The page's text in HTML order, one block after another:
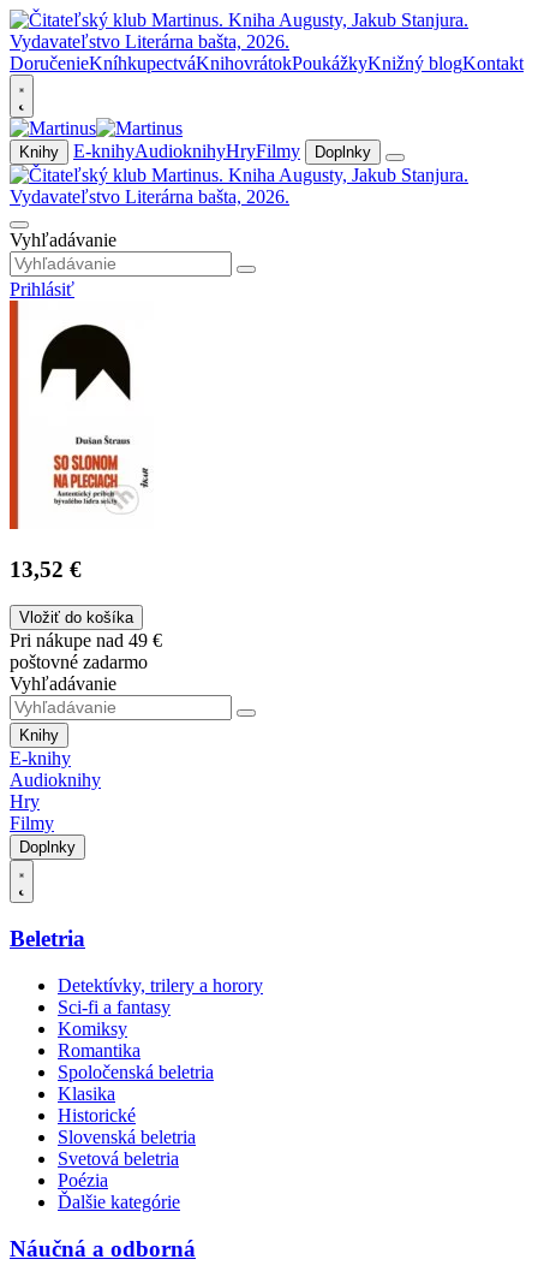
DoručenieKníhkupectváKnihovrátokPoukážkyKnižný blogKontakt
Knihy E-knihyAudioknihyHryFilmy Doplnky
Vyhľadávanie
Prihlásiť
13,52 €
Vložiť do košíka
Pri nákupe nad 49 €
poštovné zadarmo
Vyhľadávanie
Knihy
E-knihy
Audioknihy
Hry
Filmy
Doplnky
Beletria
Detektívky, trilery a horory
Sci-fi a fantasy
Komiksy
Romantika
Spoločenská beletria
Klasika
Historické
Slovenská beletria
Svetová beletria
Poézia
Ďalšie kategórie
Náučná a odborná